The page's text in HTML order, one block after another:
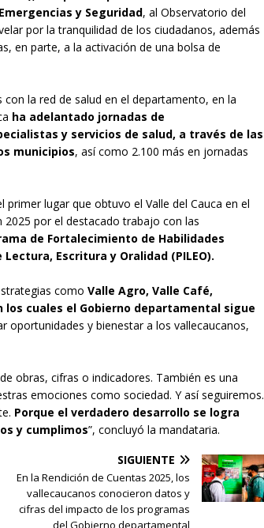
y Seguridad, al Observatorio del
por la tranquilidad de los ciudadanos, además
en parte, a la activación de una bolsa de
la red de salud en el departamento, en la
ha adelantado jornadas de
y servicios de salud, a través de las
municipios, así como 2.100 más en jornadas
lugar que obtuvo el Valle del Cauca en el
2025 por el destacado trabajo con las
de Fortalecimiento de Habilidades
Escritura y Oralidad (PILEO).
como Valle Agro, Valle Café,
los cuales el Gobierno departamental sigue
oportunidades y bienestar a los vallecaucanos,
obras, cifras o indicadores. También es una
emociones como sociedad. Y así seguiremos.
Porque el verdadero desarrollo se logra
y cumplimos”, concluyó la mandataria.
SIGUIENTE
En la Rendición de Cuentas 2025, los
vallecaucanos conocieron datos y
cifras del impacto de los programas
del Gobierno departamental